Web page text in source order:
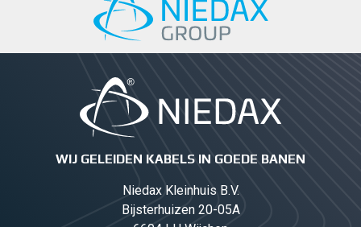
WIJ GELEIDEN KABELS IN GOEDE BANEN
Niedax Kleinhuis B.V.
Bijsterhuizen 20-05A